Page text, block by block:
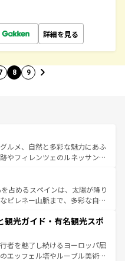
詳細を見る
8 9
ルメ、自然と多彩な魅力にあふ
やフィレンツェのルネッサンス
田園風景やアマルフィ海岸の絶
ない。観光の合間には、本場の
イタリア料理を堪能することも
忘れられない旅をしてみよう！
は
占めるスペインは、太陽が降り
ピレネー山脈まで、多彩な自然
情熱的なフラメンコ、熱気あふ
タパスが生活の一部となってい
された雰囲気や、バルセロナの
地方では古代ローマ遺跡や中世
観光ガイド・有名観光スポ
者を魅了し続けるヨーロッパ屈
エッフェル塔やルーブル美術館